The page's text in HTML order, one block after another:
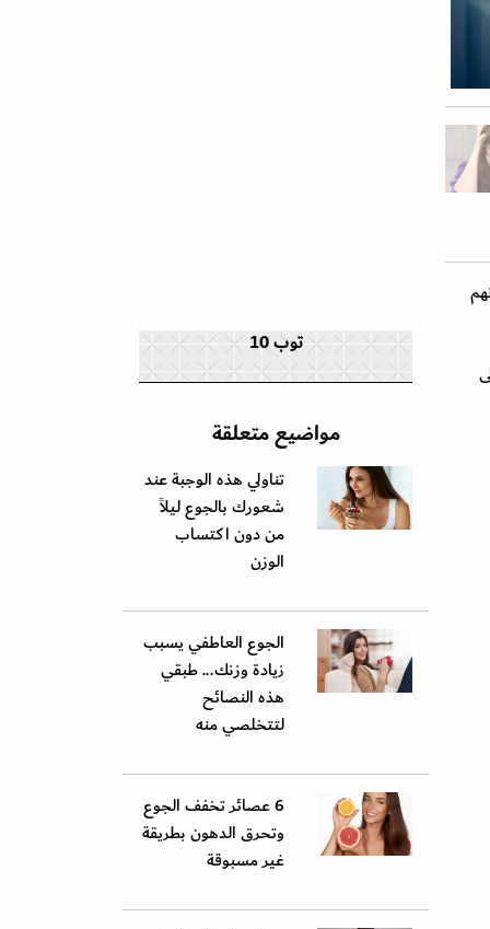
توب 10
مواضيع متعلقة
تناولي هذه الوجبة عند
شعورك بالجوع ليلاً
من دون اكتساب
الوزن
الجوع العاطفي يسبب
زيادة وزنك... طبقي
هذه النصائح
لتتخلصي منه
6 عصائر تخفف الجوع
وتحرق الدهون بطريقة
غير مسبوقة